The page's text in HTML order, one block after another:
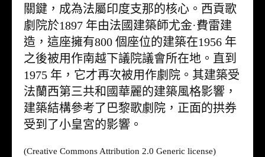
關鍵，成為法屬印度支那的核心。西貢歌
劇院於1897 年由法國建築師尤金·費雷建
造，這座擁有800 個座位的建築在1956 年
之後被用作南越下議院議會所在地。直到
1975 年，它才再次被用作劇院。其建築受
法蘭西第三共和國華麗的建築風格影響，
建築結構參考了巴黎歌劇院，正面的拱券
受到了小皇宮的影響。
(Creative Commons Attribution 2.0 Generic license)